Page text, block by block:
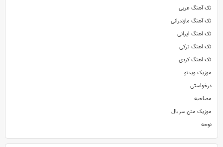
تک آهنگ عربی
تک آهنگ مازندرانی
تک اهنگ ایرانی
تک اهنگ ترکی
تک اهنگ کردی
موزیک ویدئو
درخواستی
مصاحبه
موزیک متن سریال
نوحه